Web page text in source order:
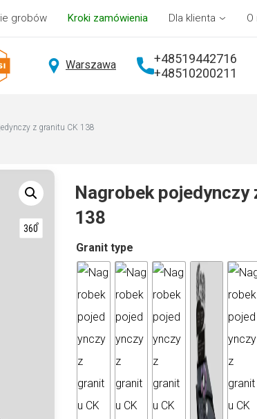
grobów Kroki zamówienia Dla klienta O
Warszawa
+48519442716
+48510200211
z granitu CK 138
Nagrobek pojedynczy
138
Granit type
A
lt
r
n
ti
v
e